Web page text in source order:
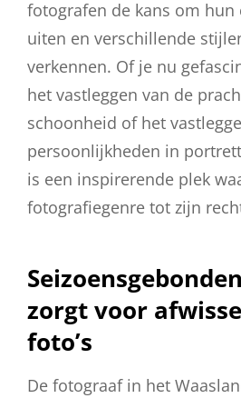
fotografen de kans om
uiten en verschillende
verkennen. Of je nu
het vastleggen van de
schoonheid of het
persoonlijkheden in
is een inspirerende plek
fotografiegenre tot zijn
zorgt voor
foto’s
De fotograaf in het